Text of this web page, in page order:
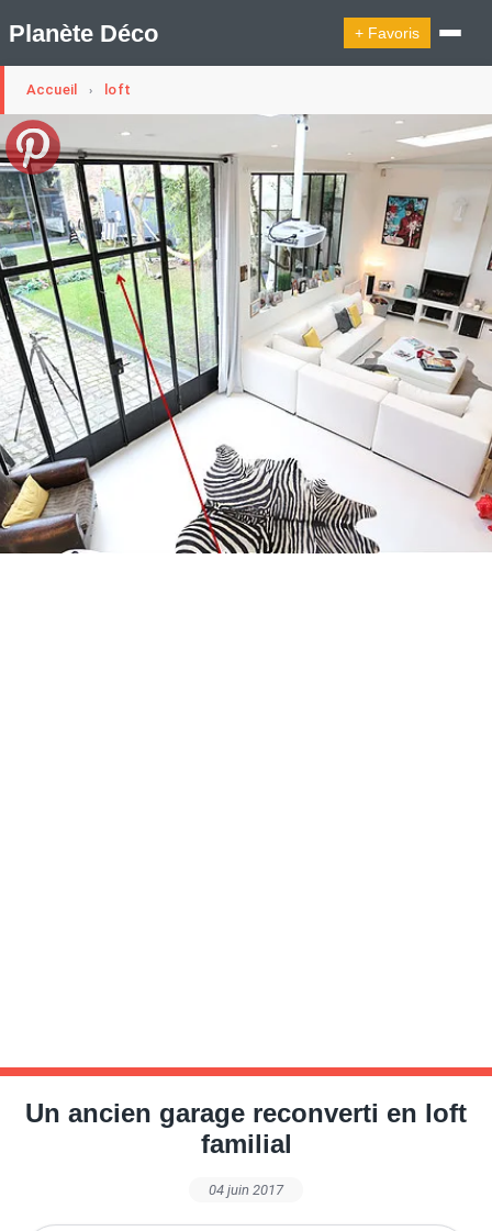
Planète Déco + Favoris
🛍︎ Shop Planète Déco ℹ︎ À propos
Appartement Design Cabanes
Decoration Noël
Design Suédois En Quelques Photos
Idées Déco En 10 Photos
La Semaine Décoration Et Design
Maison En Ville
Méli-Mélo Suédois
Publi Reportage
Tendance
Interieurs Scandinaves
La Décoration Selon Votre Signe Astrologique
Les Trouvailles Déco Du Jour
Loft
Maison Appartement Écologique
Maison Container/container House
Maison D'hôtes
Maison Et Appartement Vintage
On Décode La Déco
Petite Surface
Piscine Question De Style
Renovation
Revue De Week End
Tiny House
Accueil › loft
Un ancien garage reconverti en loft
familial
04 juin 2017